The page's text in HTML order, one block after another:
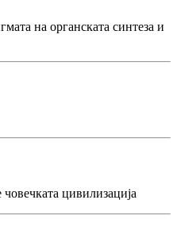
на органската синтеза и
цивилизација